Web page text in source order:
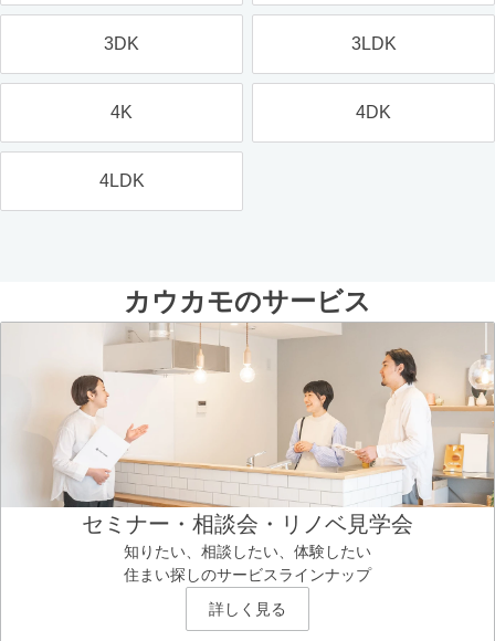
3DK 3LDK
4K 4DK
4LDK
カウカモのサービス
セミナー・相談会・リノベ見学会
知りたい、相談したい、体験したい
住まい探しのサービスラインナップ
詳しく見る